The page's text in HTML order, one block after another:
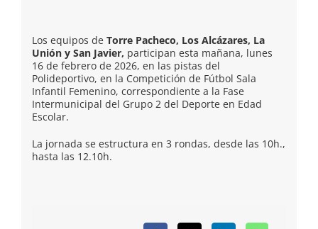
Los equipos de Torre Pacheco, Los Alcázares, La
Unión y San Javier, participan esta mañana, lunes
16 de febrero de 2026, en las pistas del
Polideportivo, en la Competición de Fútbol Sala
Infantil Femenino, correspondiente a la Fase
Intermunicipal del Grupo 2 del Deporte en Edad
Escolar.
La jornada se estructura en 3 rondas, desde las 10h.,
hasta las 12.10h.